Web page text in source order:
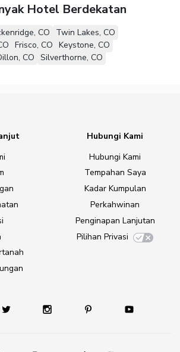
Hotel Berdekatan
CO
Twin Lakes, CO
Frisco, CO Keystone, CO
CO Silverthorne, CO
Hubungi Kami
Hubungi Kami
Tempahan Saya
Kadar Kumpulan
Perkahwinan
Penginapan Lanjutan
Pilihan Privasi